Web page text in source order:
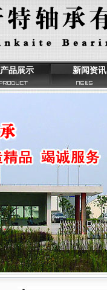
产品展示 新闻资讯